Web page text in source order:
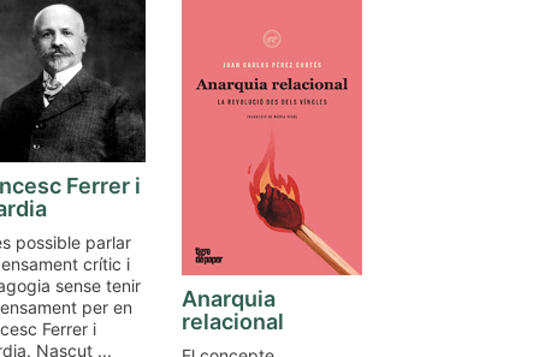
Ferrer i
possible parlar
crític i
sense tenir
per en
Ferrer i
Nascut ...
Anarquia
relacional